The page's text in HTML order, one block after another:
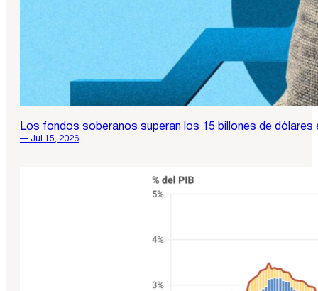
Los fondos soberanos superan los 15 billones de dólares
— Jul 15, 2026